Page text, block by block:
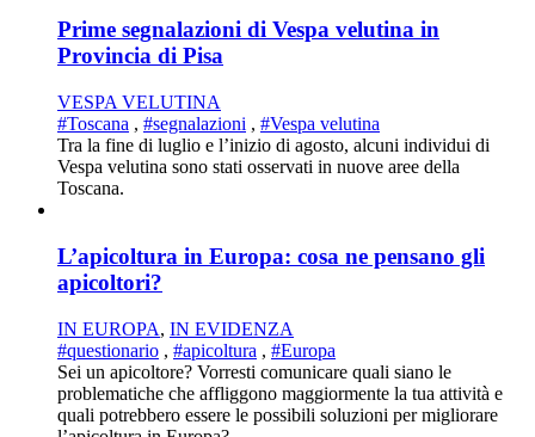
Prime segnalazioni di Vespa velutina in
Provincia di Pisa
VESPA VELUTINA
#Toscana , #segnalazioni , #Vespa velutina
Tra la fine di luglio e l’inizio di agosto, alcuni individui di
Vespa velutina sono stati osservati in nuove aree della
Toscana.
L’apicoltura in Europa: cosa ne pensano gli
apicoltori?
IN EUROPA, IN EVIDENZA
#questionario , #apicoltura , #Europa
Sei un apicoltore? Vorresti comunicare quali siano le
problematiche che affliggono maggiormente la tua attività e
quali potrebbero essere le possibili soluzioni per migliorare